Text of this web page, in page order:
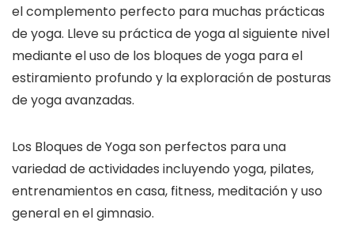
el complemento perfecto para muchas prácticas
de yoga. Lleve su práctica de yoga al siguiente nivel
mediante el uso de los bloques de yoga para el
estiramiento profundo y la exploración de posturas
de yoga avanzadas.
Los Bloques de Yoga son perfectos para una
variedad de actividades incluyendo yoga, pilates,
entrenamientos en casa, fitness, meditación y uso
general en el gimnasio.